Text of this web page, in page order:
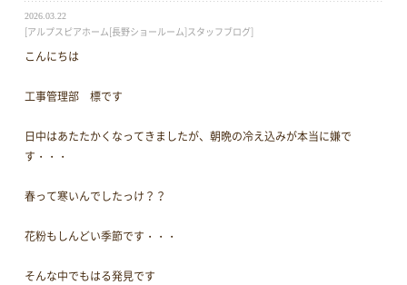
2026.03.22
[アルプスピアホーム[長野ショールーム]スタッフブログ]
こんにちは
工事管理部 標です
日中はあたたかくなってきましたが、朝晩の冷え込みが本当に嫌で
す・・・
春って寒いんでしたっけ？？
花粉もしんどい季節です・・・
そんな中でもはる発見です